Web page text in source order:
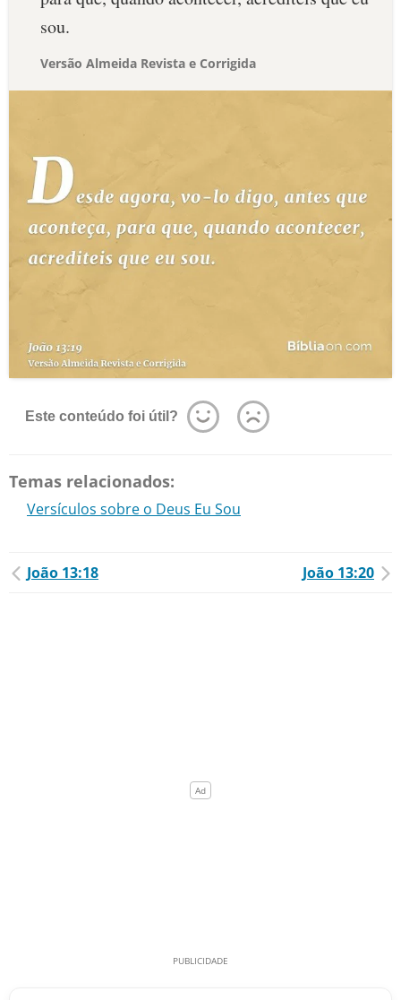
sou.
Versão Almeida Revista e Corrigida
Este conteúdo foi útil?
Temas relacionados:
Versículos sobre o Deus Eu Sou
João 13:18 João 13:20